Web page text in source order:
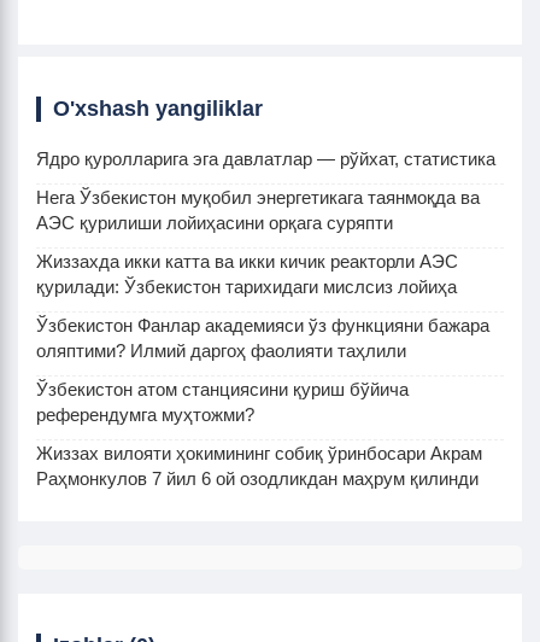
O'xshash yangiliklar
Ядро қуролларига эга давлатлар — рўйхат, статистика
Нега Ўзбекистон муқобил энергетикага таянмоқда ва
АЭС қурилиши лойиҳасини орқага суряпти
Жиззахда икки катта ва икки кичик реакторли АЭС
қурилади: Ўзбекистон тарихидаги мислсиз лойиҳа
Ўзбекистон Фанлар академияси ўз функцияни бажара
оляптими? Илмий даргоҳ фаолияти таҳлили
Ўзбекистон атом станциясини қуриш бўйича
референдумга муҳтожми?
Жиззах вилояти ҳокимининг собиқ ўринбосари Акрам
Раҳмонкулов 7 йил 6 ой озодликдан маҳрум қилинди